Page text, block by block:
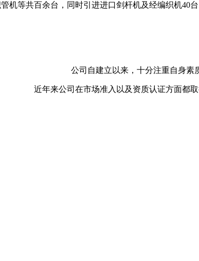
机等共百余台，同时引进进口剑杆机及经编织机40
公司自建立以来，十分注重自身素
近年来公司在市场准入以及资质认证方面都取